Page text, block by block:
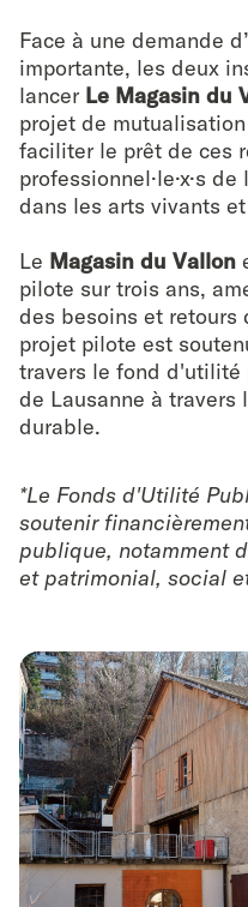
Face à une demande
importante, les deux
lancer Le Magasin du
projet de
faciliter le prêt de ces
professionnel·le·x·s
dans les arts vivants
Le Magasin du Vallon
pilote sur trois ans,
des besoins et retours
projet pilote est
travers le fond d'utilité
de Lausanne à
durable.
*Le Fonds d'Utilité
soutenir
publique, notamment
et patrimonial, social